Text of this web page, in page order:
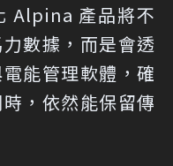
Alpina 產品將不
數據，而是會透
能管理軟體，確
，依然能保留傳